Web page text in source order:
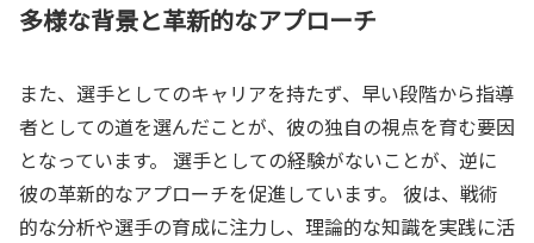
多様な背景と革新的なアプローチ
また、選手としてのキャリアを持たず、早い段階から指導
者としての道を選んだことが、彼の独自の視点を育む要因
となっています。 選手としての経験がないことが、逆に
彼の革新的なアプローチを促進しています。 彼は、戦術
的な分析や選手の育成に注力し、理論的な知識を実践に活